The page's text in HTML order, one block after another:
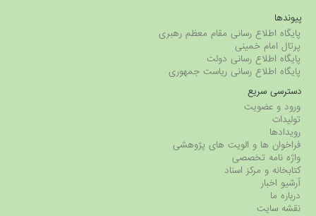
پیوندها
پایگاه اطلاع رسانی مقام معظم رهبری
پرتال امام خمینی
پایگاه اطلاع رسانی دولت
پایگاه اطلاع رسانی ریاست جمهوری
دسترسی سریع
ورود و عضویت
تولیدات
رویدادها
فراخوان ها و الویت های پژوهشی
واژه نامه تخصصی
کتابخانه و مرکز اسناد
آرشیو اخبار
درباره ما
نقشه سایت